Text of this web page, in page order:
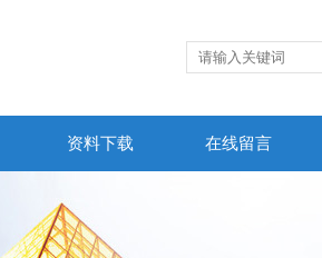
资料下载 在线留言